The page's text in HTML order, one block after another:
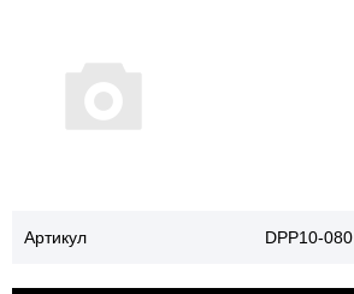
Артикул DPP10-080